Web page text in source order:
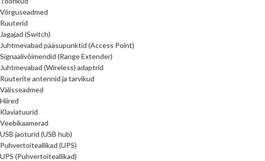
Võrguseadmed
Ruuterid
Jagajad (Switch)
Juhtmevabad pääsupunktid (Access Point)
Signaalivõimendid (Range Extender)
Juhtmevabad (Wireless) adaptrid
Ruuterite antennid ja tarvikud
Välisseadmed
Hiired
Klaviatuurid
Veebikaamerad
USB jaoturid (USB hub)
Puhvertoiteallikad (UPS)
UPS (Puhvertoiteallikad)